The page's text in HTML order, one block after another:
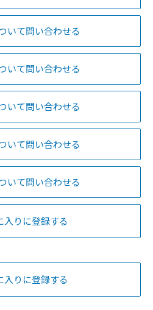
いて問い合わせる
いて問い合わせる
いて問い合わせる
いて問い合わせる
いて問い合わせる
入りに登録する
入りに登録する